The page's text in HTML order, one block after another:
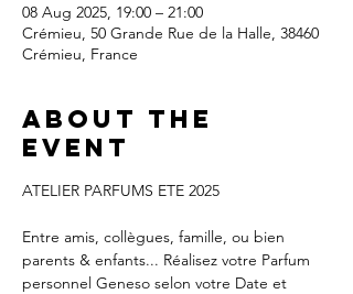
08 Aug 2025, 19:00 – 21:00
Crémieu, 50 Grande Rue de la Halle, 38460
Crémieu, France
About the
event
ATELIER PARFUMS ETE 2025
Entre amis, collègues, famille, ou bien
parents & enfants... Réalisez votre Parfum
personnel Geneso selon votre Date et